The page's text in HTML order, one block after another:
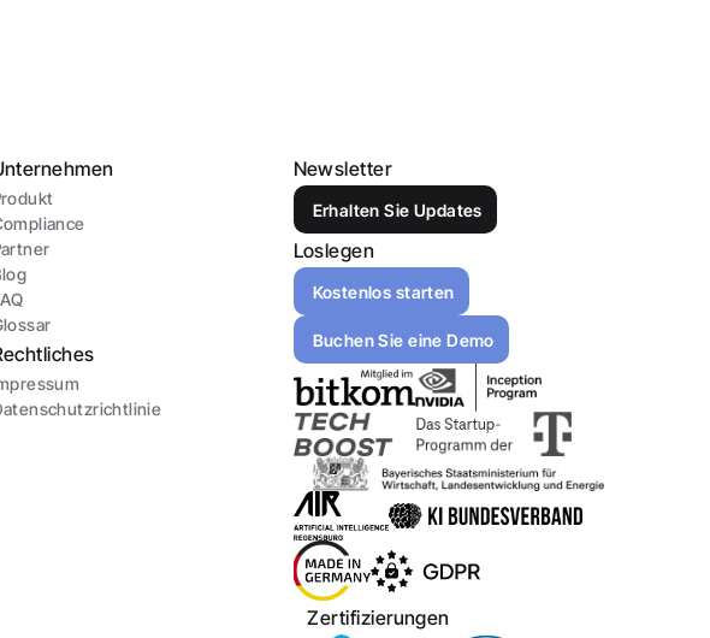
Newsletter
Erhalten Sie Updates
Loslegen
Kostenlos starten
Buchen Sie eine Demo
Zertifizierungen